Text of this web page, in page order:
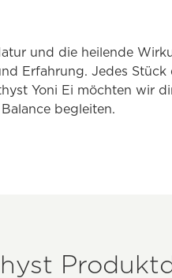
und die heilende
Erfahrung. Jedes
Yoni Ei möchten wir
begleiten.